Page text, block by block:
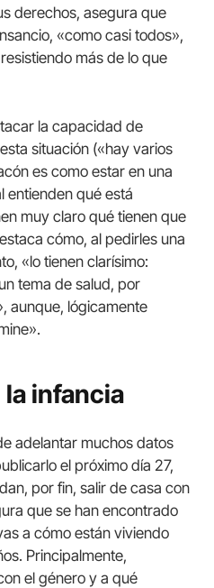
derechos, asegura que
«como casi todos»,
más de lo que
la capacidad de
situación («hay varios
es como estar en una
entienden qué está
muy claro qué tienen que
cómo, al pedirles una
«lo tienen clarísimo:
tema de salud, por
aunque, lógicamente
infancia
adelantar muchos datos
el próximo día 27,
por fin, salir de casa con
que se han encontrado
a cómo están viviendo
Principalmente,
el género y a qué